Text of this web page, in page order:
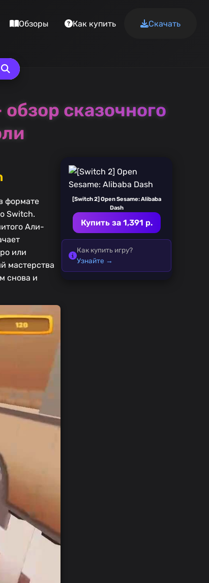
Обзоры Как купить Скачать
сказочного
формате
Switch.
Али-
или
мастерства
снова и
[Switch 2] Open Sesame: Alibaba
Dash
Купить за 1,391 р.
Как купить игру?
Узнайте →